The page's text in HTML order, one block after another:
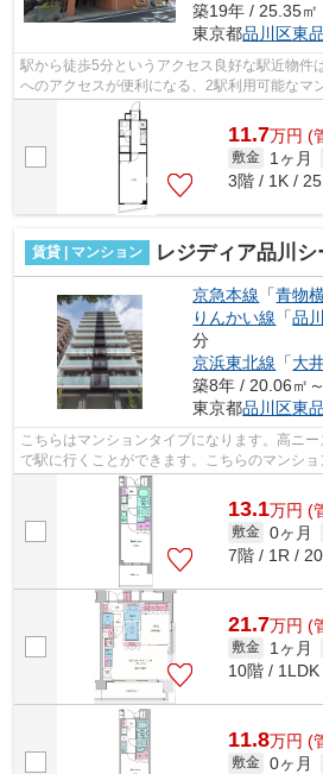
築19年 / 25.35㎡
東京都品川区東
駅から徒歩5分というアクセス良好な駅近物件
へのアクセスが便利になる、2駅利用可能なマ
にはエレベーターがあります。こちらは...
11.7万円 (
敷金 1ヶ月
3階 / 1K /
賃貸 | マンション レジディア品川シ
京急本線 「青物
りんかい線 「品
分
京浜東北線 「大
築8年 / 20.06㎡
東京都品川区東
こちらはマンションタイプになります。高ニ
で駅に行くことができます。こちらのマンシ
支払いいただけます。乗駅まで平坦な物...
13.1万円 (
敷金 0ヶ月
7階 / 1R /
21.7万円 (
敷金 1ヶ月
10階 /
11.8万円 (
敷金 0ヶ月